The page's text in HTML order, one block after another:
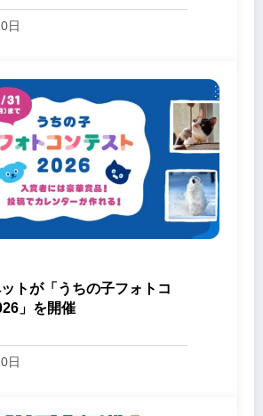
日
トが「うちの子フォトコ
」を開催
日